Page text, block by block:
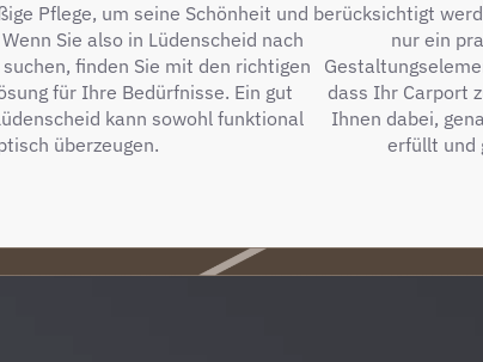
Pflege, um seine Schönheit und
Sie also in Lüdenscheid nach
finden Sie mit den richtigen
für Ihre Bedürfnisse. Ein gut
kann sowohl funktional
überzeugen.
berücksichtigt
nur ein
dass Ihr Carport
Ihnen dabei,
erfüllt und